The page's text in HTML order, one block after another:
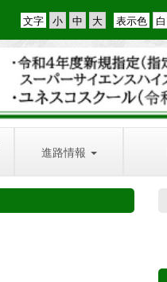
表示色
文字
進路情報